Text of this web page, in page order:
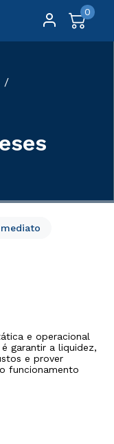
0
e operacional
garantir a liquidez,
e prover
funcionamento